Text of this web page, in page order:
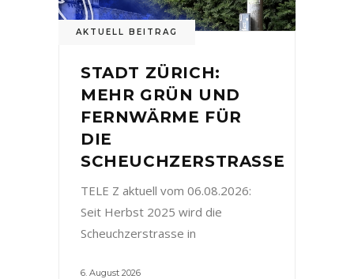
AKTUELL BEITRAG
STADT ZÜRICH:
MEHR GRÜN UND
FERNWÄRME FÜR
DIE
SCHEUCHZERSTRASSE
TELE Z aktuell vom 06.08.2026:
Seit Herbst 2025 wird die
Scheuchzerstrasse in
6. August 2026